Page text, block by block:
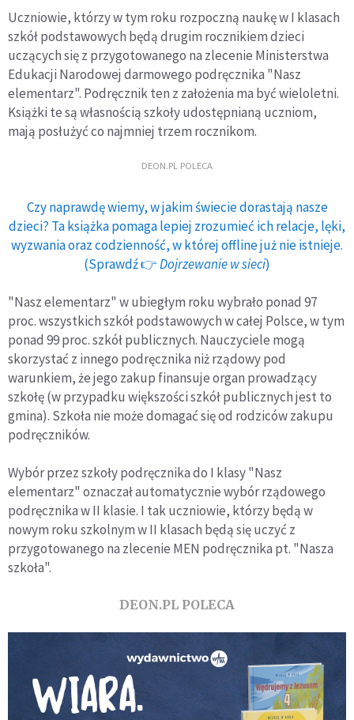
Uczniowie, którzy w tym roku rozpoczną naukę w I klasach
szkół podstawowych będą drugim rocznikiem dzieci
uczących się z przygotowanego na zlecenie Ministerstwa
Edukacji Narodowej darmowego podręcznika "Nasz
elementarz". Podręcznik ten z założenia ma być wieloletni.
Książki te są własnością szkoły udostępnianą uczniom,
mają posłużyć co najmniej trzem rocznikom.
DEON.PL POLECA
Czy naprawdę wiemy, w jakim świecie dorastają nasze
dzieci? Ta książka pomaga lepiej zrozumieć ich relacje, lęki,
wyzwania oraz codzienność, w której offline już nie istnieje.
(Sprawdź 👉Dojrzewanie w sieci)
"Nasz elementarz" w ubiegłym roku wybrało ponad 97
proc. wszystkich szkół podstawowych w całej Polsce, w tym
ponad 99 proc. szkół publicznych. Nauczyciele mogą
skorzystać z innego podręcznika niż rządowy pod
warunkiem, że jego zakup finansuje organ prowadzący
szkołę (w przypadku większości szkół publicznych jest to
gmina). Szkoła nie może domagać się od rodziców zakupu
podręczników.
Wybór przez szkoły podręcznika do I klasy "Nasz
elementarz" oznaczał automatycznie wybór rządowego
podręcznika w II klasie. I tak uczniowie, którzy będą w
nowym roku szkolnym w II klasach będą się uczyć z
przygotowanego na zlecenie MEN podręcznika pt. "Nasza
szkoła".
DEON.PL POLECA